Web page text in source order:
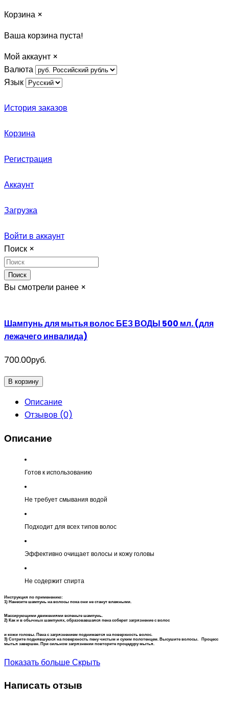
Корзина ×
Ваша корзина пуста!
Мой аккаунт ×
Валюта
Язык
История заказов
Корзина
Регистрация
Аккаунт
Загрузка
Войти в аккаунт
Поиск ×
Поиск
Вы смотрели ранее ×
Шампунь для мытья волос БЕЗ ВОДЫ 500 мл. (для
лежачего инвалида)
700.00руб.
В корзину
Описание
Отзывов (0)
Описание
Готов к использованию
Не требует смывания водой
Подходит для всех типов волос
Эффективно очищает волосы и кожу головы
Не содержит спирта
Инструкция по применению:
1) Нанесите шампунь на волосы пока они не станут влажными.
Массирующими движениями вспеньте шампунь.
2) Как и в обычных шампунях, образовавшаяся пена соберет загрязнение с волос
и кожи головы. Пена с загрязнением поднимается на поверхность волос.
3) Сотрите поднявшуюся на поверхность пену чистым и сухим полотенцем. Высушите волосы. Процесс
мытья завершен. При сильном загрязнении повторите процедуру мытья.
Показать большеСкрыть
Написать отзыв